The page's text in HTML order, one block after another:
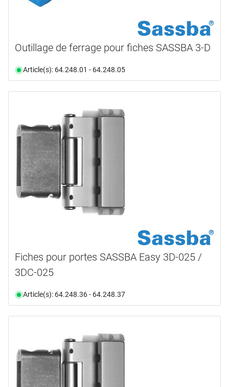
Outillage de ferrage pour fiches SASSBA 3-D
Article(s): 64.248.01 - 64.248.05
Fiches pour portes SASSBA Easy 3D-025 /
3DC-025
Article(s): 64.248.36 - 64.248.37